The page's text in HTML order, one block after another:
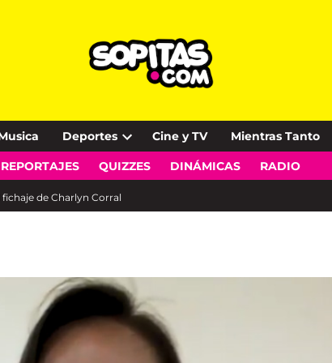
Deportes
Open
dropdown
Cine y TV Mientras Tanto
REPORTAJES QUIZZES DINÁMICAS RADIO
de Charlyn Corral